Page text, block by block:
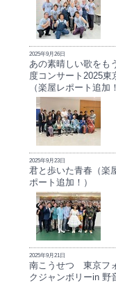
2025年9月26日
あの素晴しい歌をも
度コンサート2025東
（楽屋レポート追加
2025年9月23日
君と歩いた青春（楽
ポート追加！）
2025年9月21日
南こうせつ 東京フ
クジャンボリーin 野